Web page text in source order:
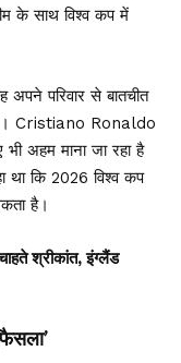
के साथ विश्व कप में
अपने परिवार से बातचीत
Cristiano Ronaldo
अहम माना जा रहा है
था कि 2026 विश्व कप
है।
श्रीकांत, इंग्लैंड